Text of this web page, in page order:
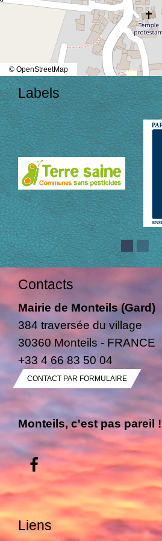
© OpenStreetMap
Labels
Contacts
Mairie de Monteils (Gard)
384 traversée du village
30360 Monteils - FRANCE
+33 4 66 83 50 04
CONTACT PAR FORMULAIRE
Monteils, c'est pas pareil !
Liens